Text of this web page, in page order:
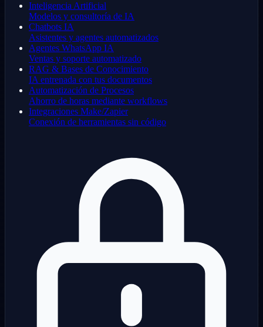
Inteligencia Artificial
Modelos y consultoría de IA
Chatbots IA
Asistentes y agentes automatizados
Agentes WhatsApp IA
Ventas y soporte automatizado
RAG & Bases de Conocimiento
IA entrenada con tus documentos
Automatización de Procesos
Ahorro de horas mediante workflows
Integraciones Make/Zapier
Conexión de herramientas sin código